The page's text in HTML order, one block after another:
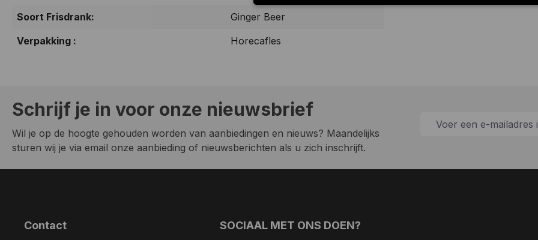
Soort Frisdrank:
Ginger Beer
Verpakking :
Horecafles
Schrijf je in voor onze nieuwsbrief
Wil je op de hoogte gehouden worden van aanbiedingen en nieuws? Maandelijks
sturen wij je via email onze aanbieding of nieuwsberichten als u zich inschrijft.
Contact SOCIAAL MET ONS DOEN?